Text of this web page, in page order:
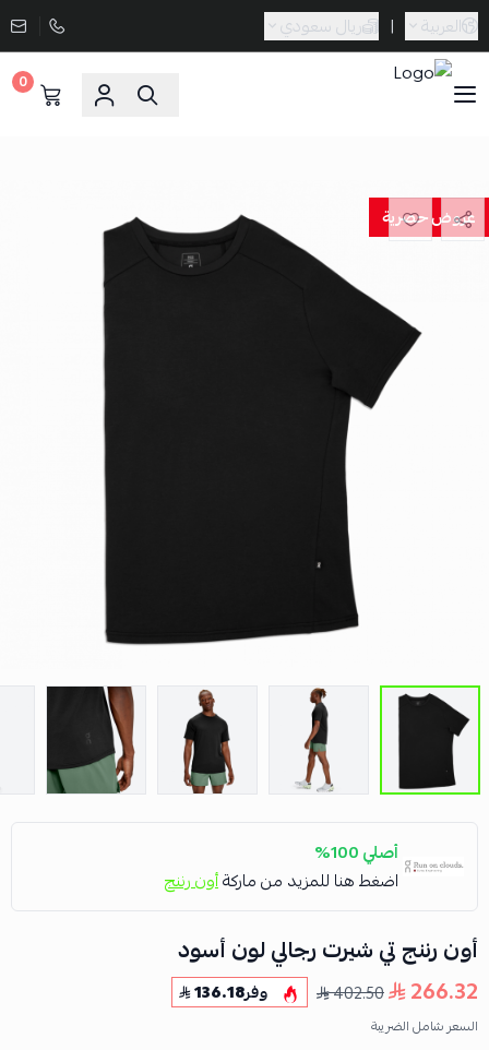
العربية | ريال سعودي
0
عروض حصرية
أصلي 100%
اضغط هنا للمزيد من ماركةأون رننج
أون رننج تي شيرت رجالي لون أسود
266.32
402.50 وفر136.18
السعر شامل الضريبة